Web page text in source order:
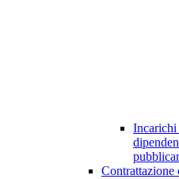
Incarichi
Contrattazione